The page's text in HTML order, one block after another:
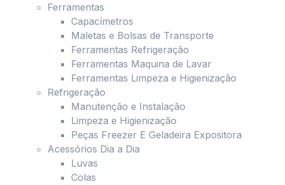
Ferramentas
Capacímetros
Maletas e Bolsas de Transporte
Ferramentas Refrigeração
Ferramentas Maquina de Lavar
Ferramentas Limpeza e Higienização
Refrigeração
Manutenção e Instalação
Limpeza e Higienização
Peças Freezer E Geladeira Expositora
Acessórios Dia a Dia
Luvas
Colas